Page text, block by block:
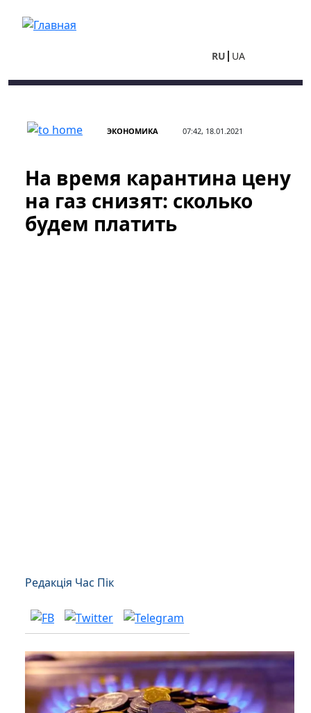
RU UA
ЭКОНОМИКА 07:42, 18.01.2021
На время карантина цену
на газ снизят: сколько
будем платить
Редакція Час Пік